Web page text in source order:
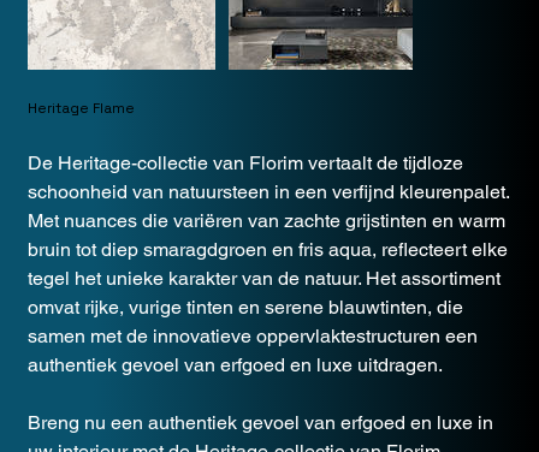
Heritage Flame
De Heritage-collectie van Florim vertaalt de tijdloze
schoonheid van natuursteen in een verfijnd kleurenpalet.
Met nuances die variëren van zachte grijstinten en warm
bruin tot diep smaragdgroen en fris aqua, reflecteert elke
tegel het unieke karakter van de natuur. Het assortiment
omvat rijke, vurige tinten en serene blauwtinten, die
samen met de innovatieve oppervlaktestructuren een
authentiek gevoel van erfgoed en luxe uitdragen.
Breng nu een authentiek gevoel van erfgoed en luxe in